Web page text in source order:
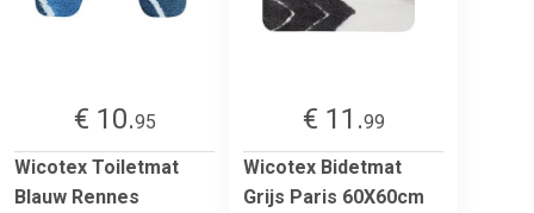
€ 10.95
Wicotex Toiletmat
Blauw Rennes
€ 11.99
Wicotex Bidetmat
Grijs Paris 60X60cm